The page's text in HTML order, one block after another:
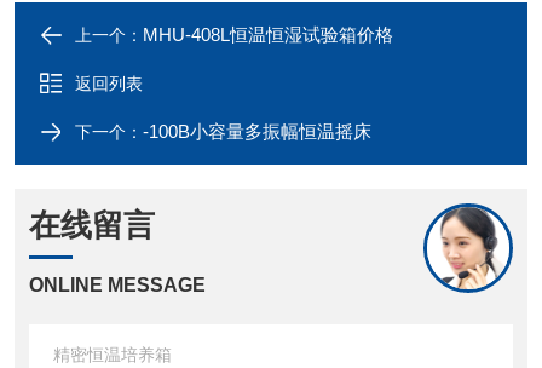
上一个： MHU-408L恒温恒湿试验箱价格
返回列表
下一个： -100B小容量多振幅恒温摇床
在线留言
ONLINE MESSAGE